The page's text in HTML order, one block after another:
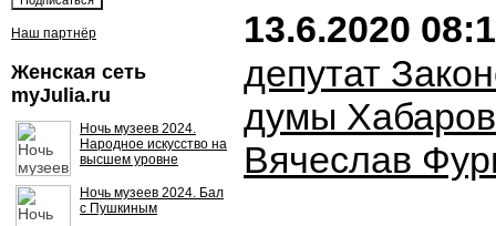
Наш партнёр
Женская сеть
myJulia.ru
Ночь музеев 2024.
Народное искусство на
высшем уровне
Ночь музеев 2024. Бал
с Пушкиным
13.6.2020
депутат
думы
Вячеслав